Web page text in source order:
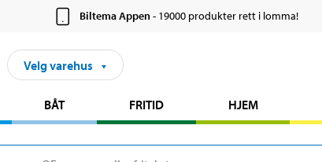
Biltema Appen- 19000 produkter rett i lomma!
Velg varehus
BÅT FRITID HJEM